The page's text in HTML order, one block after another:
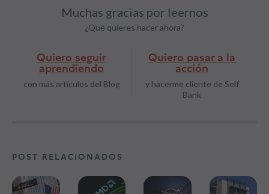
Muchas gracias por leernos
¿Qué quieres hacer ahora?
Quiero seguir
aprendiendo
con más artículos del Blog
Quiero pasar a la
acción
y hacerme cliente de Self
Bank
POST RELACIONADOS